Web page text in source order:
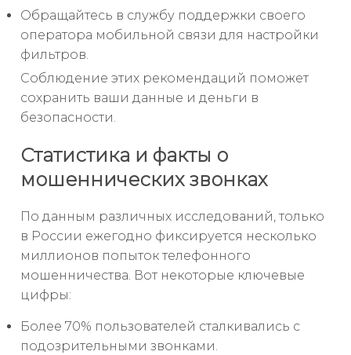
Обращайтесь в службу поддержки своего
оператора мобильной связи для настройки
фильтров.
Соблюдение этих рекомендаций поможет
сохранить ваши данные и деньги в
безопасности.
Статистика и факты о
мошеннических звонках
По данным различных исследований, только
в России ежегодно фиксируется несколько
миллионов попыток телефонного
мошенничества. Вот некоторые ключевые
цифры:
Более 70% пользователей сталкивались с
подозрительными звонками.